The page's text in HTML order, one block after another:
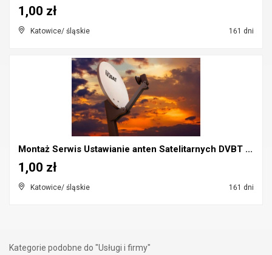
Katowice/ śląskie 161 dni
1,00 zł
Montaż Serwis Ustawianie anten Satelitarnych DVBT ...
Katowice/ śląskie 161 dni
1,00 zł
Kategorie podobne do "Usługi i firmy"